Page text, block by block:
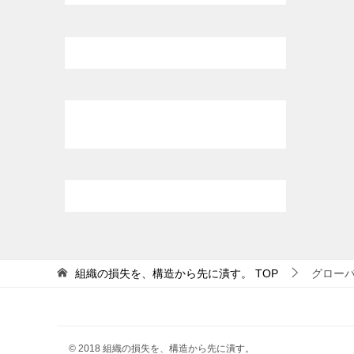
組織の損失を、構造から先に潰す。 TOP グロー
© 2018 組織の損失を、構造から先に潰す。